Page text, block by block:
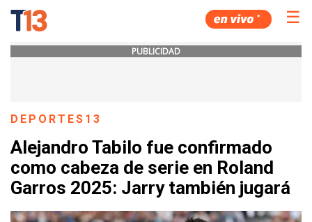
☰
PUBLICIDAD
DEPORTES13
Alejandro Tabilo fue confirmado
como cabeza de serie en Roland
Garros 2025: Jarry también jugará